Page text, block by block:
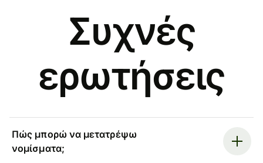
Συχνές
ερωτήσεις
Πώς μπορώ να μετατρέψω
νομίσματα;